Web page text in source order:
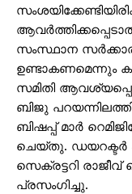
സംസ്ഥാന
സമിതി
ബിജു
ബിഷപ്പ് മാർ
ചെയ്തു. ഡയറക്ടർ
സെക്രട്ടറി
പ്രസംഗിച്ചു.